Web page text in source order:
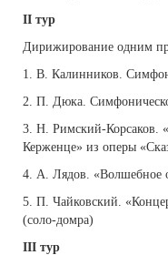
II тур
Дирижирование одним
1. В. Калинников.
2. П. Дюка.
3. Н. Римский-Корсаков.
Керженце» из оперы
4. А. Лядов. «Волшебное
5. П. Чайковский.
(соло-домра)
III тур